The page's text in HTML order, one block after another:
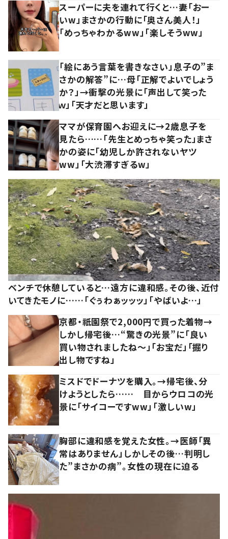
スーパーに夫を連れて行くと…妻「おー
いw」まさかの行動に「奥さん美人！」
「めっちゃわかるww」「楽しそうww」
「絵にあう言葉を書きなさい」息子の”ま
さかの解答”に…母「正解でよいでしょう
か？」→衝撃の光景に「声出して笑った
ｗ」「天才だと思います」
ママが保育園へお迎えに→2歳息子を
見たら……「先生とめっちゃ笑った」まさ
かの姿に「幼児しか許されないヤツ
ww」「大渋滞すぎるw」
ベンチで休憩していると…遠方に違和感。その後、近付
いてきたモノに……「ぐぅわぁッッッ」「やばいよ…」
京都・祇園祭で2,000円で買った着物→
しかし帰宅後…“驚きの光景”に「良い
買い物されましたね～」「お宝だ」「掘り
出し物ですね」
ミスドでドーナツを購入。→帰宅後、分
けようとしたら…… 目からウロコの光
景に「サイコーですww」「激しいw」
胸部に違和感を覚えた女性。→医師「異
常はありません」しかしその後…判明し
た”まさかの病”。女性の現在に迫る